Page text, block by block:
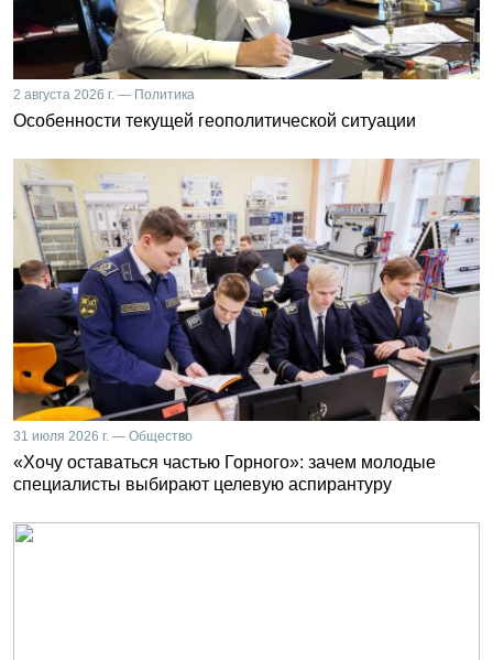
2 августа 2026 г. — Политика
Особенности текущей геополитической ситуации
31 июля 2026 г. — Общество
«Хочу оставаться частью Горного»: зачем молодые
специалисты выбирают целевую аспирантуру